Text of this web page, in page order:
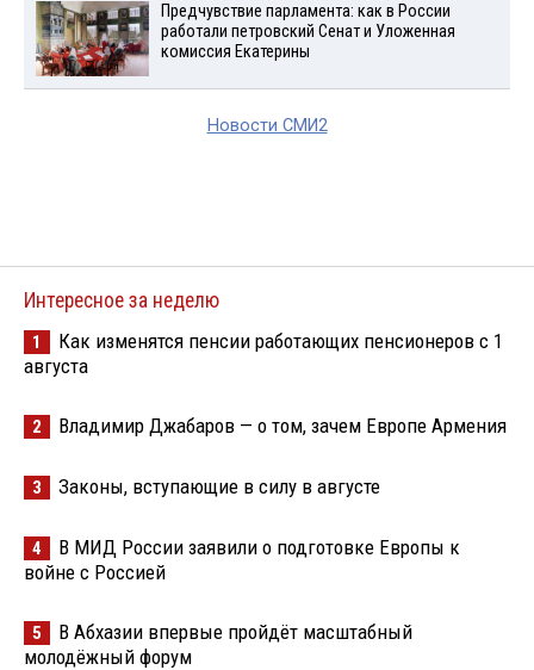
Предчувствие парламента: как в России
работали петровский Сенат и Уложенная
комиссия Екатерины
Новости СМИ2
Интересное за неделю
1
Как изменятся пенсии работающих пенсионеров с 1
августа
2 Владимир Джабаров — о том, зачем Европе Армения
3 Законы, вступающие в силу в августе
4
В МИД России заявили о подготовке Европы к
войне с Россией
5
В Абхазии впервые пройдёт масштабный
молодёжный форум